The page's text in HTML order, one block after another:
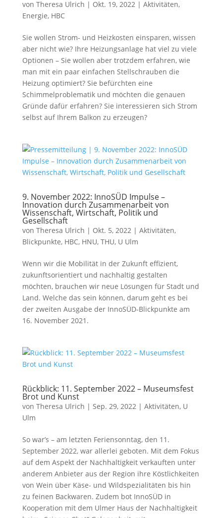
von Theresa Ulrich | Okt. 19, 2022| Aktivitäten,
Energie, HBC
Sie wollen Strom- und Heizkosten einsparen, wissen
aber nicht wie? Ihre Heizungsanlage hat viel zu viele
Optionen – Sie wollen aber trotzdem erfahren, wie
man mit ein paar einfachen Stellschrauben die
Heizung optimiert? Sie befürchten eine
Schimmelproblematik und möchten die genauen
Gründe dafür erfahren? Sie interessieren sich Strom
selbst auf Ihrem Balkon zu erzeugen?
9. November 2022: InnoSÜD Impulse –
Innovation durch Zusammenarbeit von
Wissenschaft, Wirtschaft, Politik und
Gesellschaft
von Theresa Ulrich | Okt. 5, 2022| Aktivitäten,
Blickpunkte, HBC, HNU, THU, U Ulm
Wenn wir die Mobilität in der Zukunft effizient,
zukunftsorientiert und nachhaltig gestalten
möchten, brauchen wir neue Lösungen für Stadt und
Land. Welche das sein können, darum geht es bei
der zweiten Ausgabe der InnoSÜD-Blickpunkte am
16. November 2021.
Rückblick: 11. September 2022 – Museumsfest
Brot und Kunst
von Theresa Ulrich | Sep. 29, 2022| Aktivitäten, U
Ulm
So war’s – am letzten Feriensonntag, den 11.
September 2022, war allerlei geboten. Mit dem Fokus
auf dem Aspekt der Nachhaltigkeit verkauften unter
anderem Anbieter aus der Region ihre Köstlichkeiten
von Wein über Käse- und Wildspezialitäten bis hin
zu feinen Backwaren. Zudem bot InnoSÜD in
Kooperation mit dem Ulmer Haus der Nachhaltigkeit